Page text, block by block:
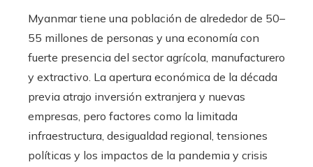
Myanmar tiene una población de alrededor de 50–
55 millones de personas y una economía con
fuerte presencia del sector agrícola, manufacturero
y extractivo. La apertura económica de la década
previa atrajo inversión extranjera y nuevas
empresas, pero factores como la limitada
infraestructura, desigualdad regional, tensiones
políticas y los impactos de la pandemia y crisis